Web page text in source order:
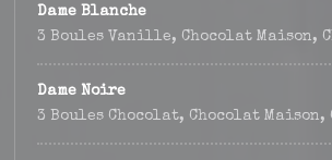
Dame Blanche
3 Boules Vanille, Chocolat Maison,
Dame Noire
3 Boules Chocolat, Chocolat